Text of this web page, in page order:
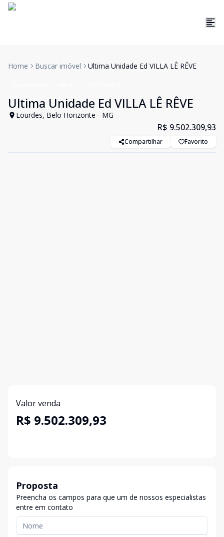
Home Buscar imóvel Ultima Unidade Ed VILLA LÊ RÊVE
Ultima Unidade Ed VILLA LÊ RÊVE
Lourdes, Belo Horizonte - MG
R$ 9.502.309,93
Compartilhar Favorito
Valor venda
R$ 9.502.309,93
Proposta
Preencha os campos para que um de nossos especialistas
entre em contato